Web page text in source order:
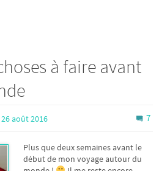
à faire avant
26 août 2016 7
Plus que deux semaines avant le
début de mon voyage autour du